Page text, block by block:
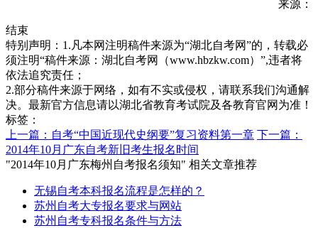
来源：
结束
特别声明：1.凡本网注明稿件来源为“湖北自考网”的，转载必
须注明“稿件来源：湖北自考网（www.hbzkw.com）”,违者将
依法追究责任；
2.部分稿件来源于网络，如有不实或侵权，请联系我们沟通解
决。最新官方信息请以湖北省教育考试院及各教育官网为准！
标签：
上一篇：自考“中国近现代史纲要”复习资料第一章 下一篇：
2014年10月广东自考新旧考生报名时间
"2014年10月广东梅州自考报名须知" 相关文章推荐
无锡自考本科报名流程是怎样的？
苏州自考大专报名要求与网站
苏州自考专科报名条件与方法